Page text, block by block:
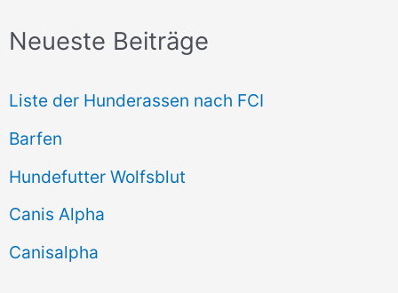
h
n
n
a
c
h
Neueste Beiträge
Liste der Hunderassen nach FCI
Barfen
Hundefutter Wolfsblut
Canis Alpha
Canisalpha